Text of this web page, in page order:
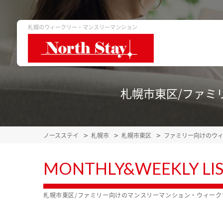
札幌のウィークリー・マンスリーマンション
札幌市東区/ファミ
ノースステイ 札幌市 札幌市東区 ファミリー向けのウ
MONTHLY&WEEKLY
札幌市東区/ファミリー向けのマンスリーマンション・ウィー